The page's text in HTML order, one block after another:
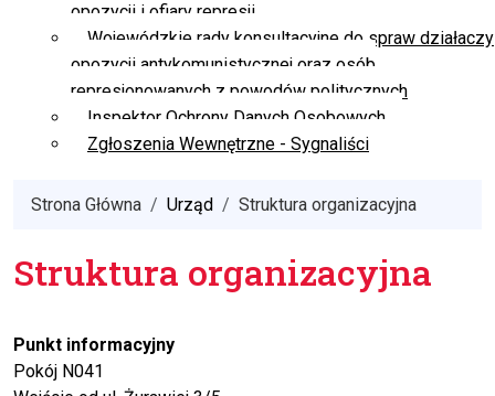
opozycji i ofiary represji
Wojewódzkie rady konsultacyjne do spraw działaczy
opozycji antykomunistycznej oraz osób
represjonowanych z powodów politycznych
Inspektor Ochrony Danych Osobowych
Zgłoszenia Wewnętrzne - Sygnaliści
Strona Główna Urząd Struktura organizacyjna
Struktura organizacyjna
Punkt informacyjny
Pokój N041